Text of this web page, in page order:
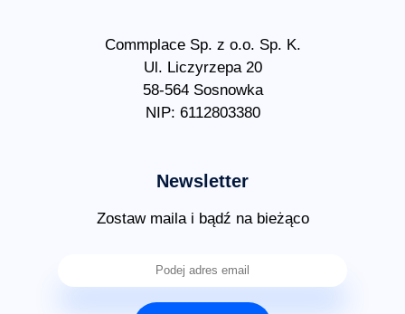
Commplace Sp. z o.o. Sp. K.
Ul. Liczyrzepa 20
58-564 Sosnowka
NIP: 6112803380
Newsletter
Zostaw maila i bądź na bieżąco